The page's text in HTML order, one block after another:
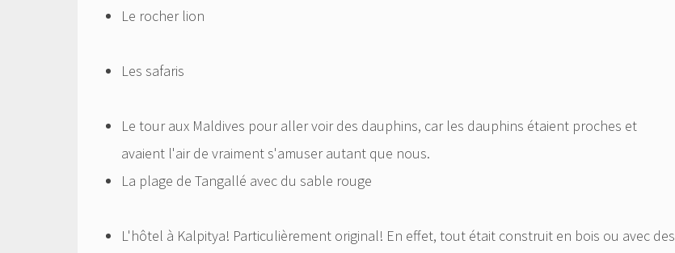
Le rocher lion
Les safaris
Le tour aux Maldives pour aller voir des dauphins, car les dauphins étaient proches et
avaient l'air de vraiment s'amuser autant que nous.
La plage de Tangallé avec du sable rouge
L'hôtel à Kalpitya! Particulièrement original! En effet, tout était construit en bois ou avec des